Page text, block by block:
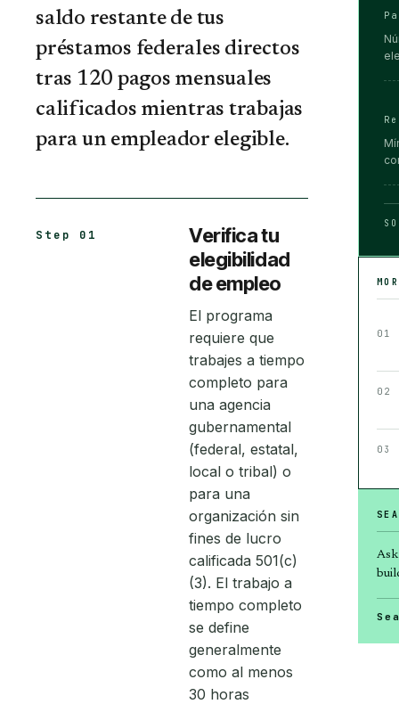
saldo restante de tus
préstamos federales directos
tras 120 pagos mensuales
calificados mientras trabajas
para un empleador elegible.
Step 01
Verifica tu
elegibilidad
de empleo
El programa
requiere que
trabajes a tiempo
completo para
una agencia
gubernamental
(federal, estatal,
local o tribal) o
para una
organización sin
fines de lucro
calificada 501(c)
(3). El trabajo a
tiempo completo
se define
generalmente
como al menos
30 horas
01
02
03